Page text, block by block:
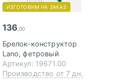
ИЗГОТОВИМ НА ЗАКАЗ
136,00
Брелок-конструктор
Lano, фетровый
Артикул: 19671.00
Производство от 7 дн.